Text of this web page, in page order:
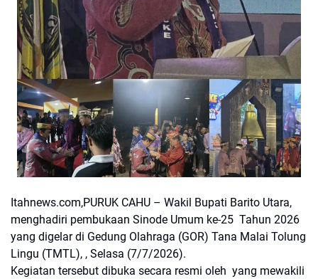
Itahnews.com,PURUK CAHU – Wakil Bupati Barito Utara,
menghadiri pembukaan Sinode Umum ke-25 Tahun 2026
yang digelar di Gedung Olahraga (GOR) Tana Malai Tolung
Lingu (TMTL), , Selasa (7/7/2026).
Kegiatan tersebut dibuka secara resmi oleh yang mewakili